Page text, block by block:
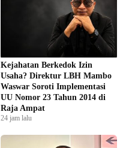
Kejahatan Berkedok Izin
Usaha? Direktur LBH Mambo
Waswar Soroti Implementasi
UU Nomor 23 Tahun 2014 di
Raja Ampat
24 jam lalu